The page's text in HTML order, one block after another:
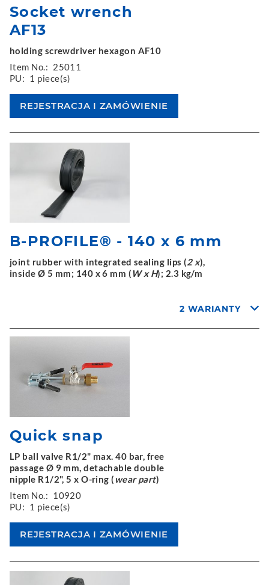
Socket wrench
AF13
holding screwdriver hexagon AF10
Item No.: 25011
PU: 1 piece(s)
B-PROFILE® - 140 x 6 mm
joint rubber with integrated sealing lips (2 x),
inside Ø 5 mm; 140 x 6 mm (W x H); 2.3 kg/m
2 WARIANTY
Quick snap
LP ball valve R1/2" max. 40 bar, free
passage Ø 9 mm, detachable double
nipple R1/2", 5 x O-ring ( wear part)
Item No.: 10920
PU: 1 piece(s)